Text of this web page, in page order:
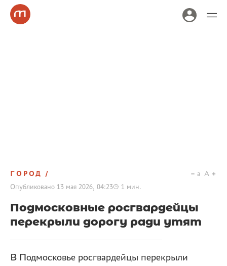
ГОРОД
Опубликовано 13 мая 2026, 04:23 1 мин.
a A
Подмосковные росгвардейцы
перекрыли дорогу ради утят
В Подмосковье росгвардейцы перекрыли